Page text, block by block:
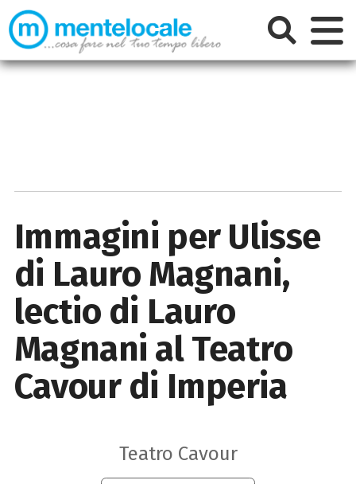
Immagini per Ulisse
di Lauro Magnani,
lectio di Lauro
Magnani al Teatro
Cavour di Imperia
Teatro Cavour